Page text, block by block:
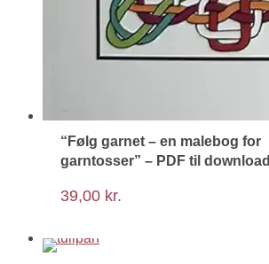
“Følg garnet – en malebog for
garntosser” – PDF til download
39,00 kr.